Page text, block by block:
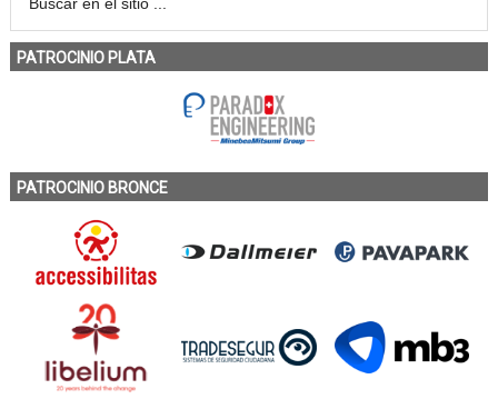
PATROCINIO PLATA
PATROCINIO BRONCE